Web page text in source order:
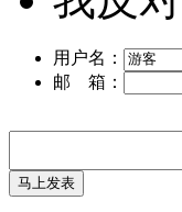
用户名：
邮 箱：